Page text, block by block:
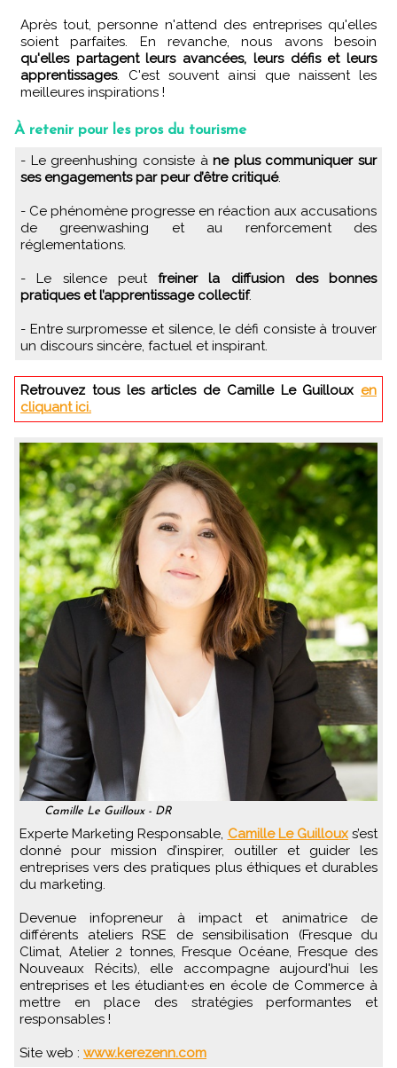
Après tout, personne n'attend des entreprises qu'elles
soient parfaites. En revanche, nous avons besoin
qu'elles partagent leurs avancées, leurs défis et leurs
apprentissages. C'est souvent ainsi que naissent les
meilleures inspirations !
À retenir pour les pros du tourisme
- Le greenhushing consiste àne plus communiquer sur
ses engagements par peur d’être critiqué.
- Ce phénomène progresse en réaction aux accusations
de greenwashing et au renforcement des
réglementations.
- Le silence peut freiner la diffusion des bonnes
pratiques et l’apprentissage collectif.
- Entre surpromesse et silence, le défi consiste à trouver
un discours sincère, factuel et inspirant.
Retrouvez tous les articles de Camille Le Guilloux en
cliquant ici.
Camille Le Guilloux - DR
Experte Marketing Responsable, Camille Le Guillouxs’est
donné pour mission d’inspirer, outiller et guider les
entreprises vers des pratiques plus éthiques et durables
du marketing.
Devenue infopreneur à impact et animatrice de
différents ateliers RSE de sensibilisation (Fresque du
Climat, Atelier 2 tonnes, Fresque Océane, Fresque des
Nouveaux Récits), elle accompagne aujourd'hui les
entreprises et les étudiant·es en école de Commerce à
mettre en place des stratégies performantes et
responsables !
Site web : www.kerezenn.com